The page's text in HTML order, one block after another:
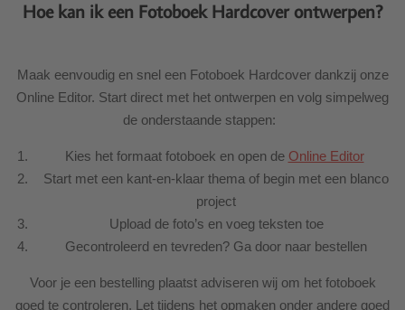
Hoe kan ik een Fotoboek Hardcover ontwerpen?
Maak eenvoudig en snel een Fotoboek Hardcover dankzij onze
Online Editor. Start direct met het ontwerpen en volg simpelweg
de onderstaande stappen:
Kies het formaat fotoboek en open de Online Editor
Start met een kant-en-klaar thema of begin met een blanco
project
Upload de foto’s en voeg teksten toe
Gecontroleerd en tevreden? Ga door naar bestellen
Voor je een bestelling plaatst adviseren wij om het fotoboek
goed te controleren. Let tijdens het opmaken onder andere goed